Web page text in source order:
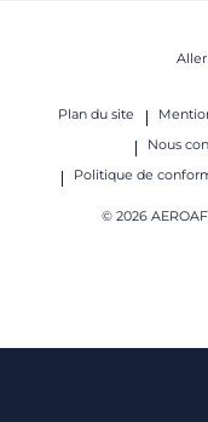
Plan du site
Nous
Politique de
© 2026